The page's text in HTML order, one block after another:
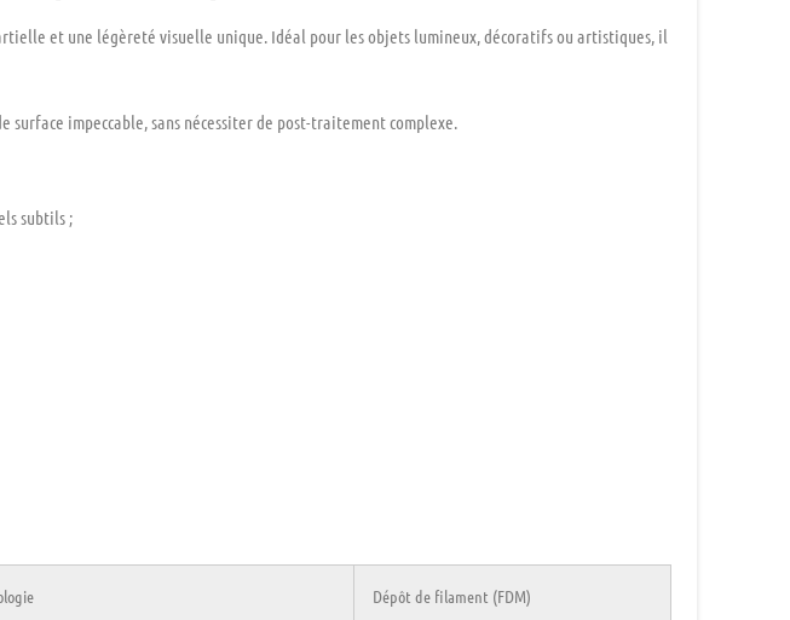
et une légèreté visuelle unique. Idéal pour les objets lumineux, décoratifs ou artistiques, il
surface impeccable, sans nécessiter de post-traitement complexe.
subtils ;
Dépôt de filament (FDM)